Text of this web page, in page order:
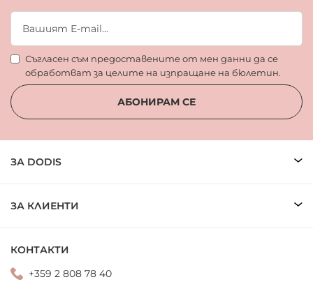
Съгласен съм предоставените от мен данни да се
обработват за целите на изпращане на бюлетин.
АБОНИРАМ СЕ
ЗА DODIS
ЗА КЛИЕНТИ
КОНТАКТИ
+359 2 808 78 40